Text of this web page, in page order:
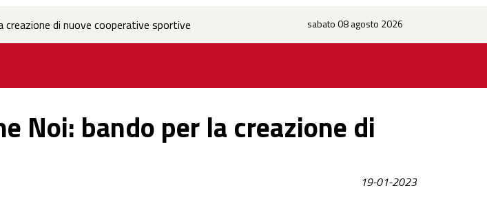
creazione di nuove cooperative sportive sabato 08 agosto 2026
Noi: bando per la creazione di
19-01-2023